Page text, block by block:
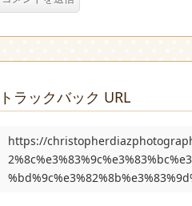
トラックバック URL
https://